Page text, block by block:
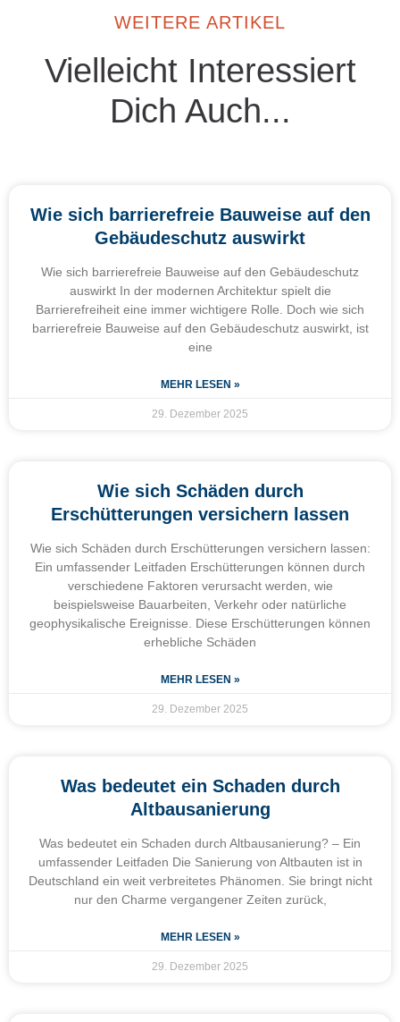
WEITERE ARTIKEL
Vielleicht Interessiert
Dich Auch...
Wie sich barrierefreie Bauweise auf den
Gebäudeschutz auswirkt
Wie sich barrierefreie Bauweise auf den Gebäudeschutz
auswirkt In der modernen Architektur spielt die
Barrierefreiheit eine immer wichtigere Rolle. Doch wie sich
barrierefreie Bauweise auf den Gebäudeschutz auswirkt, ist
eine
MEHR LESEN »
29. Dezember 2025
Wie sich Schäden durch
Erschütterungen versichern lassen
Wie sich Schäden durch Erschütterungen versichern lassen:
Ein umfassender Leitfaden Erschütterungen können durch
verschiedene Faktoren verursacht werden, wie
beispielsweise Bauarbeiten, Verkehr oder natürliche
geophysikalische Ereignisse. Diese Erschütterungen können
erhebliche Schäden
MEHR LESEN »
29. Dezember 2025
Was bedeutet ein Schaden durch
Altbausanierung
Was bedeutet ein Schaden durch Altbausanierung? – Ein
umfassender Leitfaden Die Sanierung von Altbauten ist in
Deutschland ein weit verbreitetes Phänomen. Sie bringt nicht
nur den Charme vergangener Zeiten zurück,
MEHR LESEN »
29. Dezember 2025